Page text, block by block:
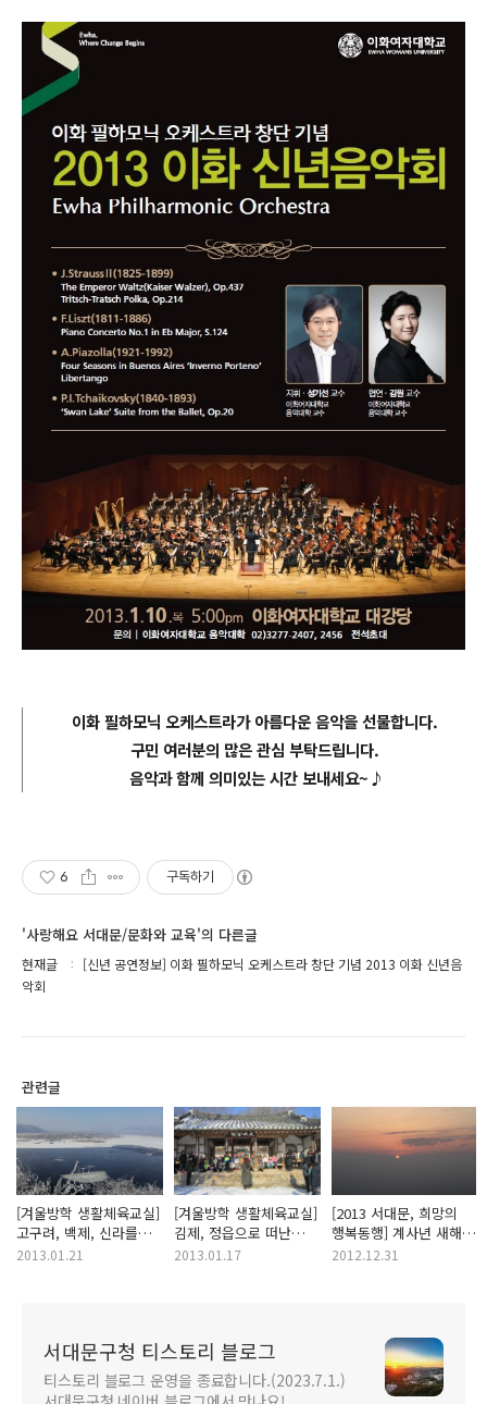
이화 필하모닉 오케스트라가아름다운 음악을 선물합니다.
구민 여러분의 많은 관심 부탁드립니다.
음악과 함께 의미있는 시간 보내세요~♪
6 구독하기
'사랑해요 서대문/문화와 교육'의 다른글
현재글
[신년 공연정보] 이화 필하모닉 오케스트라 창단 기념 2013 이화 신년음
악회
관련글
[겨울방학 생활체육교실]
고구려, 백제, 신라를
만나는 "연천" 문화
2013.01.21
[겨울방학 생활체육교실]
김제, 정읍으로 떠난
2013 겨울방학
2013.01.17
[2013 서대문, 희망의
행복동행] 계사년 새해,
서대문구민과 함께하는
2012.12.31
서대문구청 티스토리 블로그
티스토리 블로그 운영을 종료합니다.(2023.7.1.)